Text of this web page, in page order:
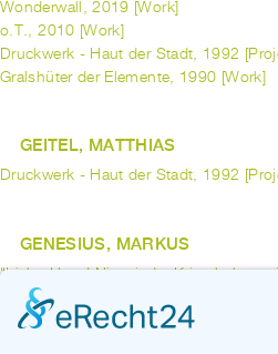
Wonderwall, 2019 [Work]
o.T., 2010 [Work]
Druckwerk - Haut der Stadt, 1992
Gralshüter der Elemente, 1990 [Work]
GEITEL, MATTHIAS
Druckwerk - Haut der Stadt, 1992
GENESIUS, MARKUS
"Liebe Herta! Nie wieder Krieg haben